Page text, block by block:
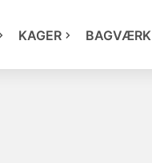
KAGER BAGVÆRK